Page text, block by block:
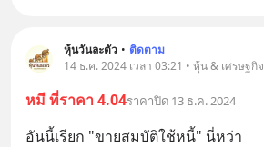
หุ้นวันละตัว • ติดตาม
14 ธ.ค. 2024 เวลา 03:21 • หุ้น & เศรษฐกิจ
หมี ที่ราคา 4.04ราคาปิด 13 ธ.ค. 2024
อันนี้เรียก "ขายสมบัติใช้หนี้" นี่หว่า